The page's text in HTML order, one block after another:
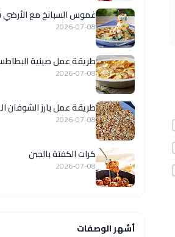
غموس السبانخ مع
2026-07-08
طريقة عمل صينية
2026-07-08
طريقة عمل بارز الشوفان
2026-07-08
كرات الكفتة بالجبن
2026-07-08
أشهر الوصفات